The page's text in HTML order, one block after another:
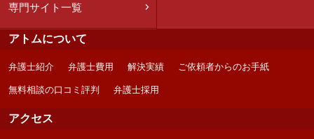
専門サイト一覧
アトムについて
弁護士紹介 弁護士費用 解決実績 ご依頼者からのお手紙
無料相談の口コミ評判 弁護士採用
アクセス